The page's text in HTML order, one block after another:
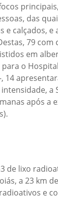
das
e calçados,
79
em
o
, 14
a
após a
de lixo
a 23 km
e